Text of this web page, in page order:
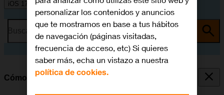
iOS 17
Busca por problema o tema
Cómo utilizar el reproductor de música
personalizar los contenidos y anuncios
que te mostramos en base a tus hábitos
de navegación (páginas visitadas,
frecuencia de acceso, etc) Si quieres
saber más, echa un vistazo a nuestra
política de cookies.